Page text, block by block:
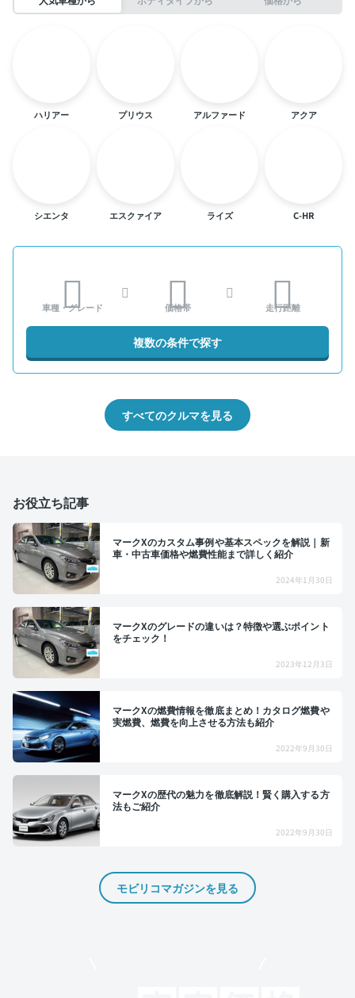
ハリアー プリウス アルファード アクア
シエンタ エスクァイア ライズ C-HR
車種・グレード 価格帯 走行距離
複数の条件で探す
すべてのクルマを見る
お役立ち記事
マークXのカスタム事例や基本スペックを解説｜新
車・中古車価格や燃費性能まで詳しく紹介
2024年1月30日
マークXのグレードの違いは？特徴や選ぶポイント
をチェック！
2023年12月3日
マークXの燃費情報を徹底まとめ！カタログ燃費や
実燃費、燃費を向上させる方法も紹介
2022年9月30日
マークXの歴代の魅力を徹底解説！賢く購入する方
法もご紹介
2022年9月30日
モビリコマガジンを見る